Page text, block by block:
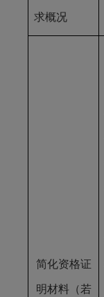
求概况
简化资格证
明材料（若